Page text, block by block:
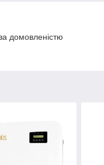
домовленістю